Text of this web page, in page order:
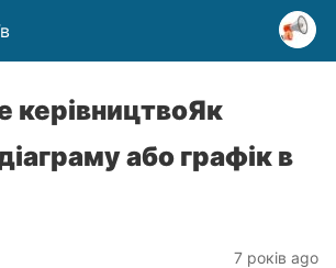
керівництвоЯк
або графік в
7 років ago